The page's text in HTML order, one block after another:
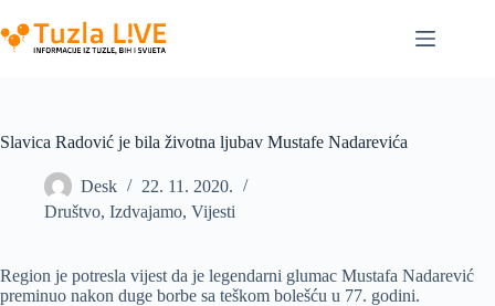
to
content
Slavica Radović je bila životna ljubav Mustafe Nadarevića
Desk
22. 11. 2020.
Društvo, Izdvajamo, Vijesti
Region je potresla vijest da je legendarni glumac Mustafa Nadarević
preminuo nakon duge borbe sa teškom bolešću u 77. godini.